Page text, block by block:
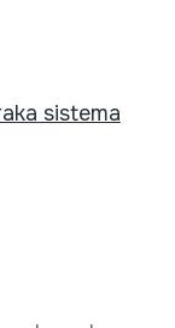
sistema